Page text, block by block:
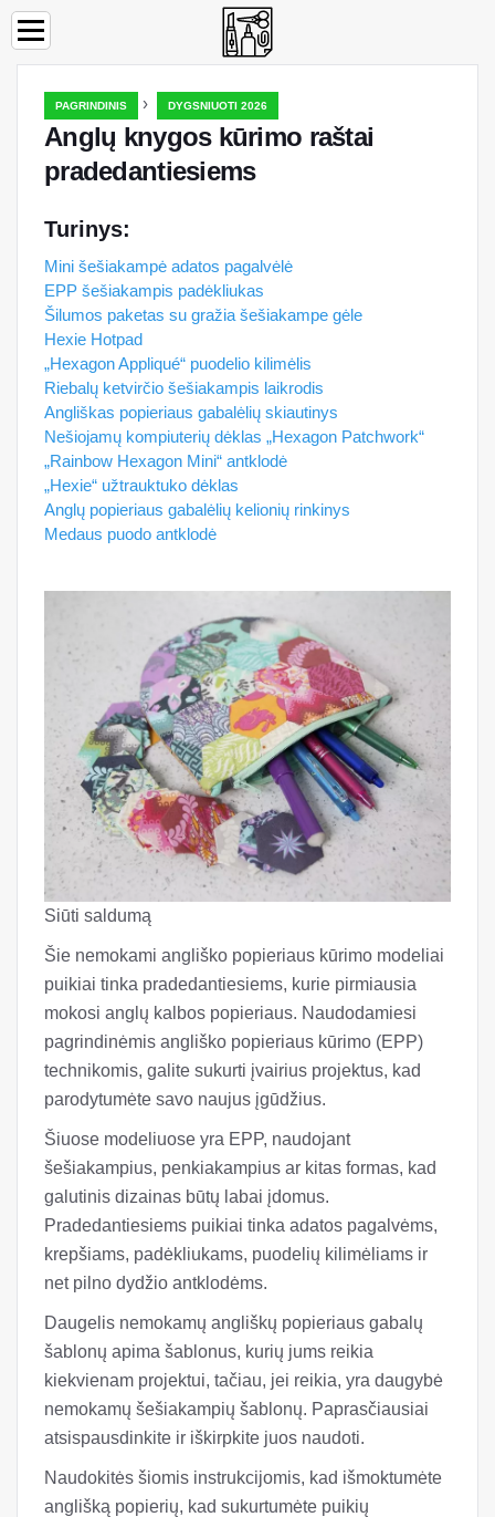
PAGRINDINIS › DYGSNIUOTI 2026
Anglų knygos kūrimo raštai
pradedantiesiems
Turinys:
Mini šešiakampė adatos pagalvėlė
EPP šešiakampis padėkliukas
Šilumos paketas su gražia šešiakampe gėle
Hexie Hotpad
„Hexagon Appliqué“ puodelio kilimėlis
Riebalų ketvirčio šešiakampis laikrodis
Angliškas popieriaus gabalėlių skiautinys
Nešiojamų kompiuterių dėklas „Hexagon Patchwork“
„Rainbow Hexagon Mini“ antklodė
„Hexie“ užtrauktuko dėklas
Anglų popieriaus gabalėlių kelionių rinkinys
Medaus puodo antklodė
Siūti saldumą
Šie nemokami angliško popieriaus kūrimo modeliai
puikiai tinka pradedantiesiems, kurie pirmiausia
mokosi anglų kalbos popieriaus. Naudodamiesi
pagrindinėmis angliško popieriaus kūrimo (EPP)
technikomis, galite sukurti įvairius projektus, kad
parodytumėte savo naujus įgūdžius.
Šiuose modeliuose yra EPP, naudojant
šešiakampius, penkiakampius ar kitas formas, kad
galutinis dizainas būtų labai įdomus.
Pradedantiesiems puikiai tinka adatos pagalvėms,
krepšiams, padėkliukams, puodelių kilimėliams ir
net pilno dydžio antklodėms.
Daugelis nemokamų angliškų popieriaus gabalų
šablonų apima šablonus, kurių jums reikia
kiekvienam projektui, tačiau, jei reikia, yra daugybė
nemokamų šešiakampių šablonų. Paprasčiausiai
atsispausdinkite ir iškirpkite juos naudoti.
Naudokitės šiomis instrukcijomis, kad išmoktumėte
anglišką popierių, kad sukurtumėte puikių